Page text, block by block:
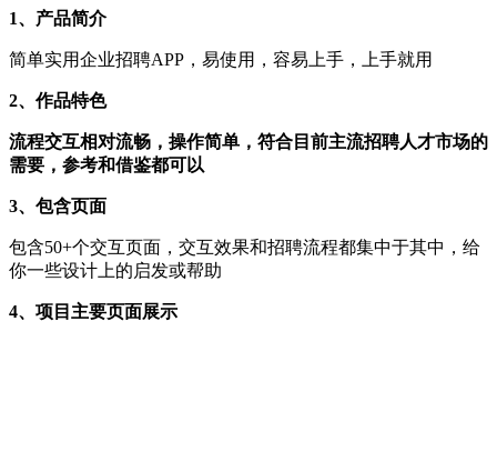
1、产品简介
简单实用企业招聘APP，易使用，容易上手，上手就用
2、作品特色
流程交互相对流畅，操作简单，符合目前主流招聘人才市场的
需要，参考和借鉴都可以
3、包含页面
包含50+个交互页面，交互效果和招聘流程都集中于其中，给
你一些设计上的启发或帮助
4、项目主要页面展示